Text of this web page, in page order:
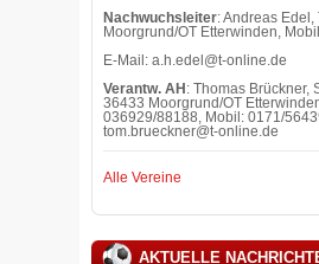
Nachwuchsleiter: Andreas Edel,
Moorgrund/OT Etterwinden,
E-Mail: a.h.edel@t-online.de
Verantw. AH : Thomas Brückner,
36433 Moorgrund/OT
036929/88188, Mobil: 0171/
tom.brueckner@t-online.de
Alle Vereine
AKTUELLE